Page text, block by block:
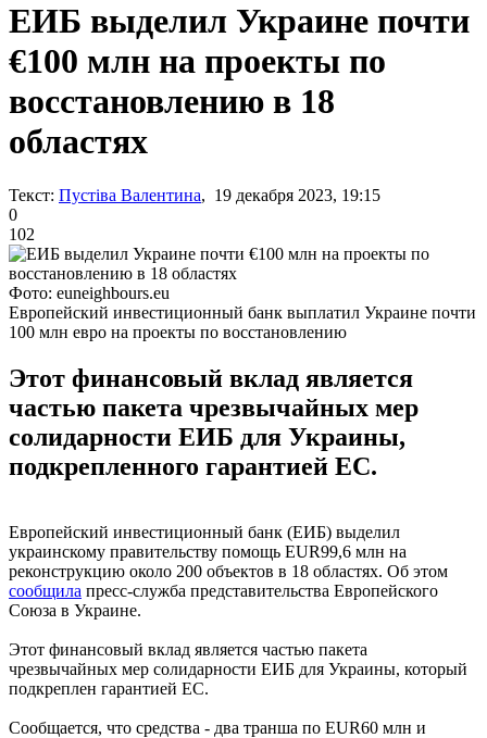
ЕИБ выделил Украине почти
€100 млн на проекты по
восстановлению в 18
областях
Текст: Пустіва Валентина, 19 декабря 2023, 19:15
0
102
Фото: euneighbours.eu
Европейский инвестиционный банк выплатил Украине почти
100 млн евро на проекты по восстановлению
Этот финансовый вклад является
частью пакета чрезвычайных мер
солидарности ЕИБ для Украины,
подкрепленного гарантией ЕС.
Европейский инвестиционный банк (ЕИБ) выделил
украинскому правительству помощь EUR99,6 млн на
реконструкцию около 200 объектов в 18 областях. Об этом
сообщила пресс-служба представительства Европейского
Союза в Украине.
Этот финансовый вклад является частью пакета
чрезвычайных мер солидарности ЕИБ для Украины, который
подкреплен гарантией ЕС.
Сообщается, что средства - два транша по EUR60 млн и